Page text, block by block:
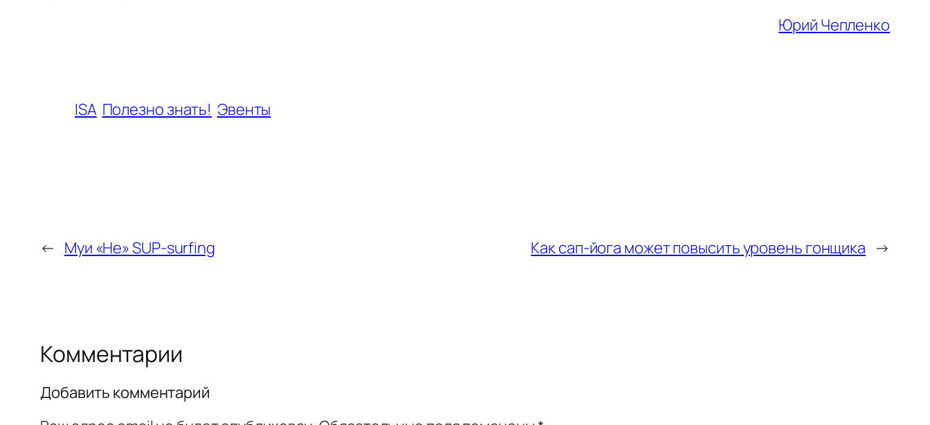
Юрий Чепленко
ISA Полезно знать! Эвенты
← Муи «Не» SUP-surfing Как сап-йога может повысить уровень гонщика →
Комментарии
Добавить комментарий